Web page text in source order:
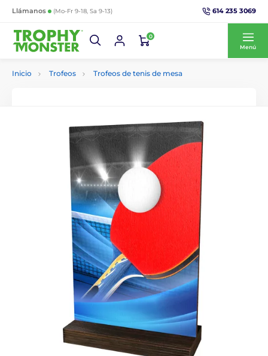
Llámanos (Mo-Fr 9-18, Sa 9-13) 614 235 3069
0
Menú
Inicio Trofeos Trofeos de tenis de mesa